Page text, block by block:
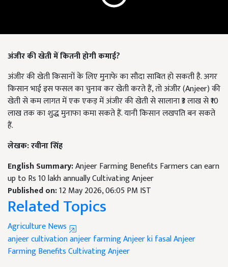
अंजीर की खेती में कितनी होगी कमाई?
अंजीर की खेती किसानों के लिए मुनाफे का सौदा साबित हो सकती है. अगर
किसान भाई इस फसल का चुनाव कर खेती करते हैं, तो अंजीर (Anjeer) की
खेती से कम लागत में एक एकड़ में अंजीर की खेती से सालाना ₹3 लाख से ₹10
लाख तक का शुद्ध मुनाफा कमा सकते हैं. यानी किसान लखपति बन सकते
हैं.
लेखक: रवीना सिंह
English Summary:Anjeer Farming Benefits Farmers can earn
up to Rs 10 lakh annually Cultivating Anjeer
Published on:12 May 2026, 06:05 PM IST
Related Topics
Agriculture News
anjeer cultivationanjeer farmingAnjeer ki fasalAnjeer
Farming BenefitsCultivating Anjeer